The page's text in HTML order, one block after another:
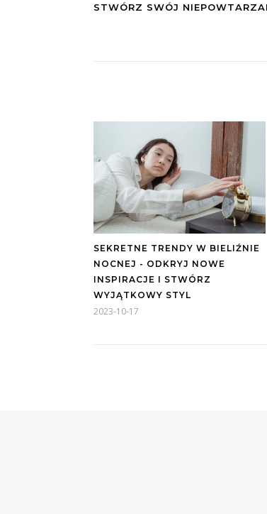
STWÓRZ SWÓJ
SEKRETNE TRENDY W BIELIŹNIE
NOCNEJ - ODKRYJ NOWE
INSPIRACJE I STWÓRZ
WYJĄTKOWY STYL
2023-10-17